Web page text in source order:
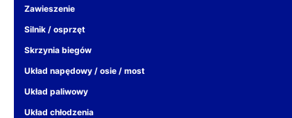
Zawieszenie
Silnik / osprzęt
Skrzynia biegów
Układ napędowy / osie / most
Układ paliwowy
Układ chłodzenia